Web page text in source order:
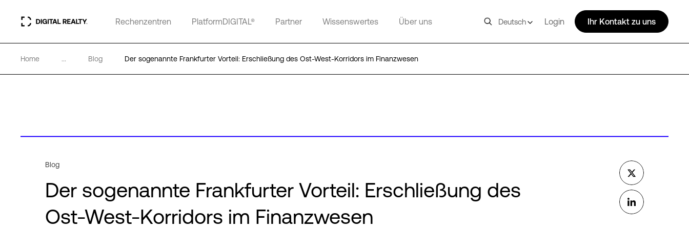
Rechenzentren PlatformDIGITAL® Partner Wissenswertes Über uns Deutsch Login Ihr Kontakt zu uns
Home ... Blog Der sogenannte Frankfurter Vorteil: Erschließung des Ost-West-Korridors im Finanzwesen
Blog
Der sogenannte Frankfurter Vorteil: Erschließung des
Ost-West-Korridors im Finanzwesen